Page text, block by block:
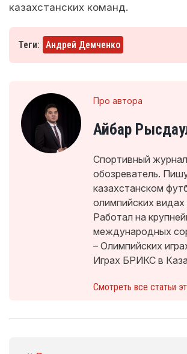
казахстанских команд.
Теги: Андрей Демченко
Про автора
Айбар
Спортивный
обозреватель.
казахстанском
олимпийских видах
Работал на
международных
– Олимпийских
Играх БРИКС в
Смотреть все статьи